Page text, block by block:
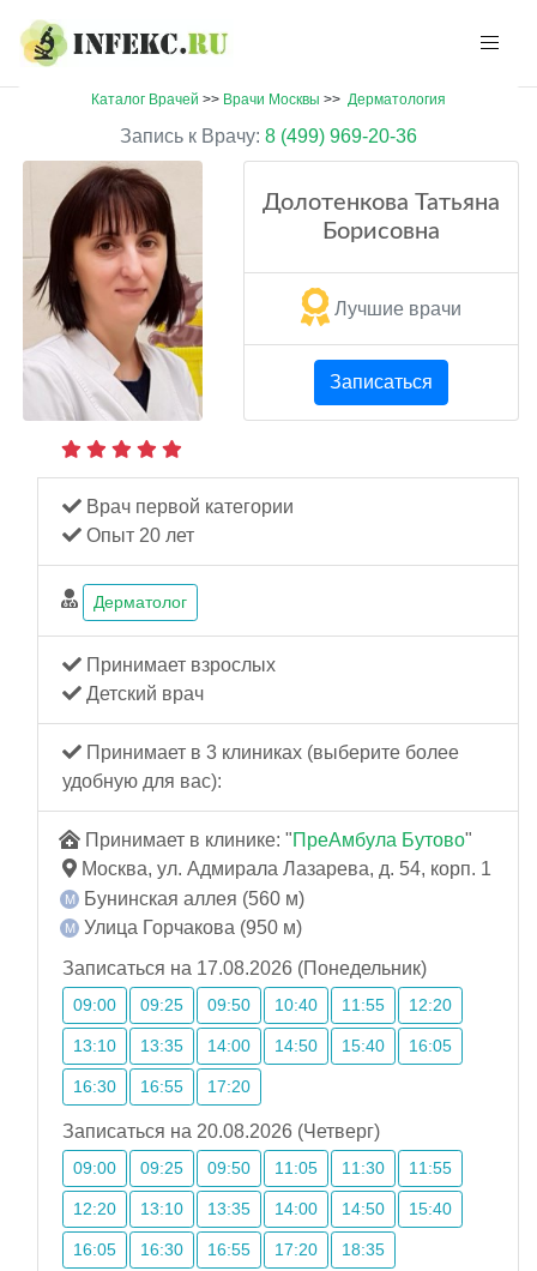
Каталог Врачей >> Врачи Москвы >> Дерматология
Запись к Врачу: 8 (499) 969-20-36
Долотенкова Татьяна
Борисовна
Лучшие врачи
Записаться
Врач первой категории
Опыт 20 лет
Дерматолог
Принимает взрослых
Детский врач
Принимает в 3 клиниках (выберите более
удобную для вас):
Принимает в клинике: "ПреАмбула Бутово"
Москва, ул. Адмирала Лазарева, д. 54, корп. 1
Бунинская аллея (560 м)
Улица Горчакова (950 м)
Записаться на 17.08.2026 (Понедельник)
09:00 09:25 09:50 10:40 11:55 12:20
13:10 13:35 14:00 14:50 15:40 16:05
16:30 16:55 17:20
Записаться на 20.08.2026 (Четверг)
09:00 09:25 09:50 11:05 11:30 11:55
12:20 13:10 13:35 14:00 14:50 15:40
16:05 16:30 16:55 17:20 18:35